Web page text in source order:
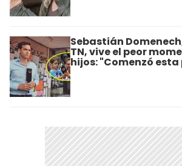
Sebastián
TN, vive el peor
hijos: "Comenzó